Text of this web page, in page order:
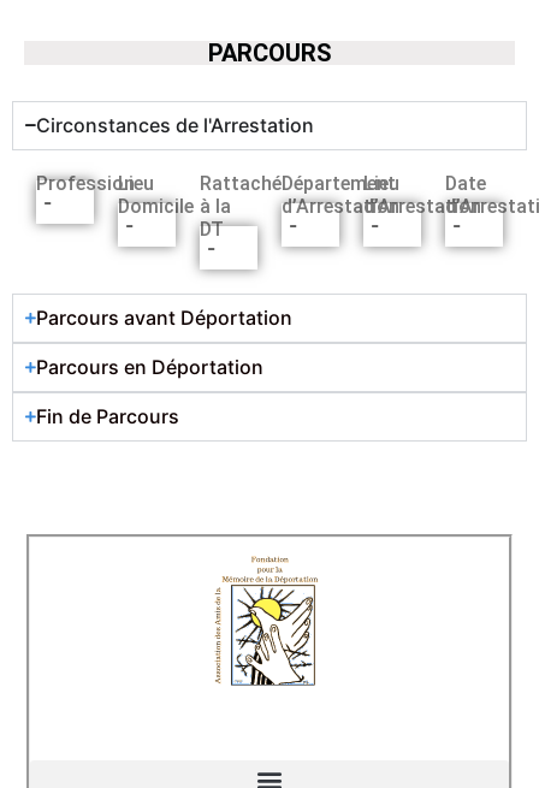
PARCOURS
Circonstances de l'Arrestation
Profession
-
Lieu
Domicile
-
Rattaché
à la
DT
-
Département
d’Arrestation
-
Lieu
d’Arrestation
-
Date
-
Parcours avant Déportation
Parcours en Déportation
Fin de Parcours